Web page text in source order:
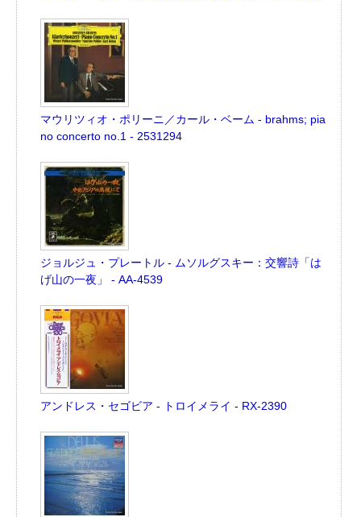
マウリツィオ・ポリーニ／カール・ベーム - brahms; pia
no concerto no.1 - 2531294
ジョルジュ・プレートル - ムソルグスキー：交響詩「は
げ山の一夜」 - AA-4539
アンドレス・セゴビア - トロイメライ - RX-2390